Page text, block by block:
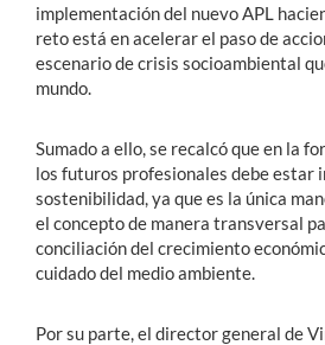
implementación del nuevo APL
reto está en acelerar el paso de
escenario de crisis socioambiental
mundo.
Sumado a ello, se recalcó que en la
los futuros profesionales debe estar
sostenibilidad, ya que es la única
el concepto de manera transversal
conciliación del crecimiento
cuidado del medio ambiente.
Por su parte, el director general de